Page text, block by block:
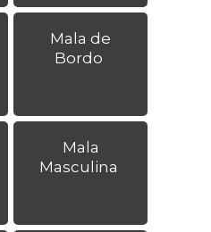
Mala de
Bordo
Mala
Masculina